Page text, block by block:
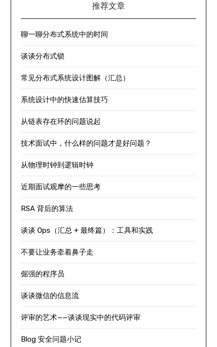
推荐文章
聊一聊分布式系统中的时间
谈谈分布式锁
常见分布式系统设计图解（汇总）
系统设计中的快速估算技巧
从链表存在环的问题说起
技术面试中，什么样的问题才是好问题？
从物理时钟到逻辑时钟
近期面试观摩的一些思考
RSA 背后的算法
谈谈 Ops（汇总 + 最终篇）：工具和实践
不要让业务牵着鼻子走
倔强的程序员
谈谈微信的信息流
评审的艺术——谈谈现实中的代码评审
Blog 安全问题小记